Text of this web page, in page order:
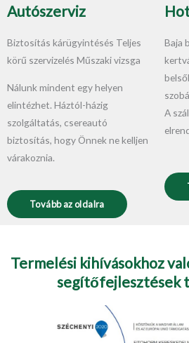
Autószerviz
Biztosítás kárügyintésés Teljes
körű szervizelés Műszaki vizsga
Nálunk mindent egy helyen
elintézhet. Háztól-házig
szolgáltatás, csereautó
biztosítás, hogy Önnek ne kelljen
várakoznia.
Tovább az oldalra
Baja
A
Termelési kihívásokhoz
segítőfejlesztések